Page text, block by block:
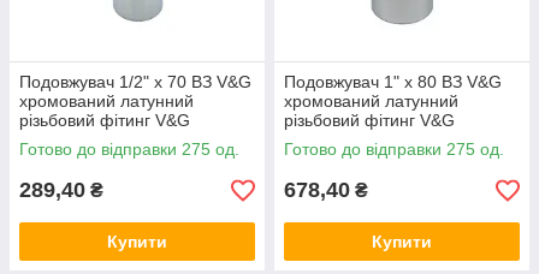
Подовжувач 1/2" x 70 ВЗ V&G
хромований латунний
різьбовий фітинг V&G
(VALOGIN) для
водопостачання та опалення
Готово до відправки 275 од.
289,40 ₴
Купити
Подовжувач 1" x 80 ВЗ V&G
хромований латунний
різьбовий фітинг V&G
(VALOGIN) для
водопостачання та опалення
Готово до відправки 275 од.
678,40 ₴
Купити